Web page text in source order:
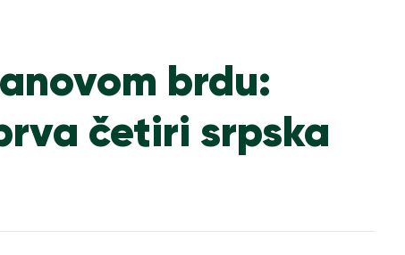
brdu:
četiri srpska